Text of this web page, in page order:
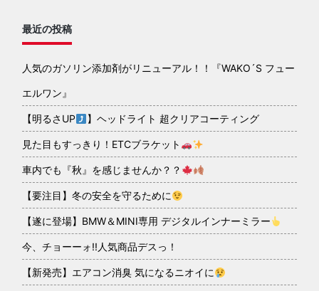
最近の投稿
人気のガソリン添加剤がリニューアル！！『WAKO´S フュー
エルワン』
【明るさUP 】ヘッドライト 超クリアコーティング
見た目もすっきり！ETCブラケット
車内でも『秋』を感じませんか？？
【要注目】冬の安全を守るために
【遂に登場】BMW＆MINI専用 デジタルインナーミラー
今、チョーーォ!!人気商品デスっ！
【新発売】エアコン消臭 気になるニオイに